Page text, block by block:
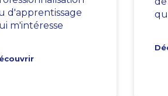
d'apprentissage
m'intéresse